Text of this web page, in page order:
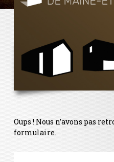
Oups ! Nous n’avons pas
formulaire.